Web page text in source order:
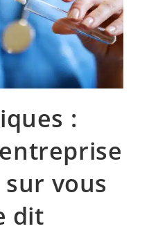
:
vous
dit